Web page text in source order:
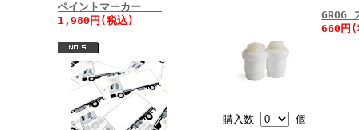
ペイントマーカー
1,980円(税込)
購入数 個
660円